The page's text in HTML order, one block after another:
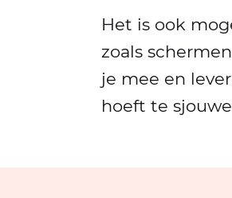
Het is ook
zoals
je mee en
hoeft te